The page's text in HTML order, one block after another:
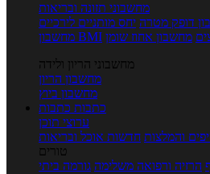
מחשבוני תזונה ובריאות
דופק מטרה יחס מותניים לירכיים
מחשבון BMI מחשבון אחוז שומן
מחשבוני הריון ולידה
מחשבון הריון
מחשבון ביוץ
כתבות כתבות
ערוצי תוכן
והמלצות חדשות אוכל ובריאות
טורים
הרזיה ורפואה משלימה גורמה ביתי